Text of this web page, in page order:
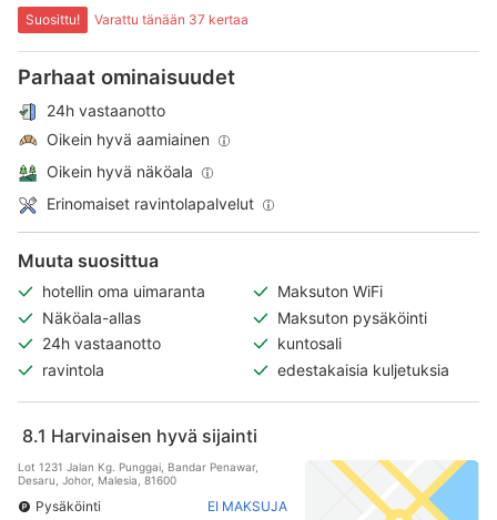
Suosittu! Varattu tänään 37 kertaa
Parhaat ominaisuudet
24h vastaanotto
Oikein hyvä aamiainen
Oikein hyvä näköala
Erinomaiset ravintolapalvelut
Muuta suosittua
hotellin oma uimaranta
Maksuton WiFi
Näköala-allas
Maksuton pysäköinti
24h vastaanotto
kuntosali
ravintola
edestakaisia kuljetuksia
8.1 Harvinaisen hyvä sijainti
Lot 1231 Jalan Kg. Punggai, Bandar Penawar,
Desaru, Johor, Malesia, 81600
Pysäköinti
EI MAKSUJA